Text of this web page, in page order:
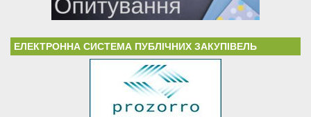
ЕЛЕКТРОННА СИСТЕМА ПУБЛІЧНИХ ЗАКУПІВЕЛЬ